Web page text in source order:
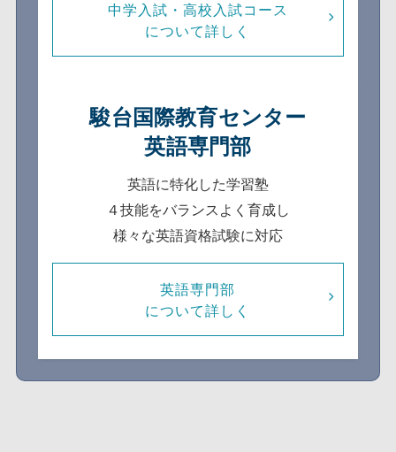
中学入試・高校入試コース
について詳しく
駿台国際教育センター
英語専門部
英語に特化した学習塾
４技能をバランスよく育成し
様々な英語資格試験に対応
英語専門部
について詳しく